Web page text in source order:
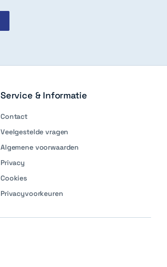
Service & Informatie
Contact
Veelgestelde vragen
Algemene voorwaarden
Privacy
Cookies
Privacyvoorkeuren